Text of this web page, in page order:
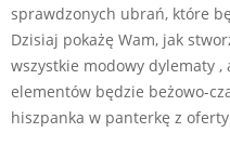
sprawdzonych ubrań, które
Dzisiaj pokażę Wam, jak
wszystkie modowy dylematy ,
elementów będzie beżowo-
hiszpanka w panterkę z oferty